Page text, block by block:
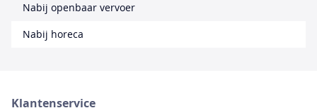
Nabij openbaar vervoer
Nabij horeca
Klantenservice